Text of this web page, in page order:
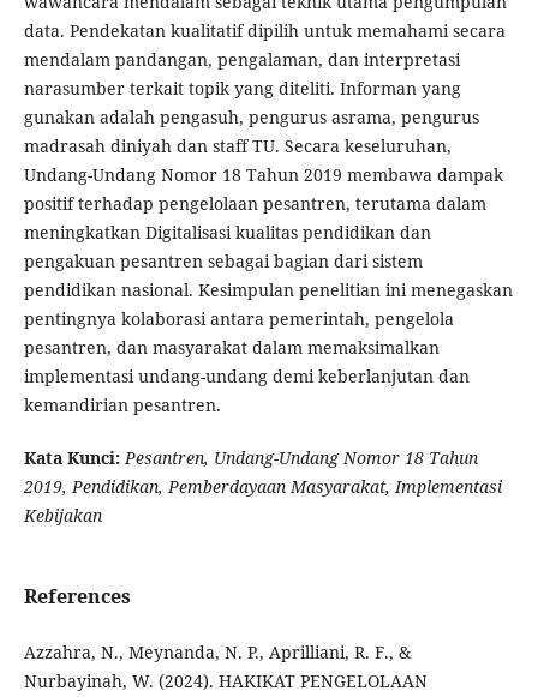
data. Pendekatan kualitatif dipilih untuk memahami secara
mendalam pandangan, pengalaman, dan interpretasi
narasumber terkait topik yang diteliti. Informan yang
gunakan adalah pengasuh, pengurus asrama, pengurus
madrasah diniyah dan staff TU. Secara keseluruhan,
Undang-Undang Nomor 18 Tahun 2019 membawa dampak
positif terhadap pengelolaan pesantren, terutama dalam
meningkatkan Digitalisasi kualitas pendidikan dan
pengakuan pesantren sebagai bagian dari sistem
pendidikan nasional. Kesimpulan penelitian ini menegaskan
pentingnya kolaborasi antara pemerintah, pengelola
pesantren, dan masyarakat dalam memaksimalkan
implementasi undang-undang demi keberlanjutan dan
kemandirian pesantren.
Kata Kunci:Pesantren, Undang-Undang Nomor 18 Tahun
2019, Pendidikan, Pemberdayaan Masyarakat, Implementasi
Kebijakan
References
Azzahra, N., Meynanda, N. P., Aprilliani, R. F., &
Nurbayinah, W. (2024). HAKIKAT PENGELOLAAN